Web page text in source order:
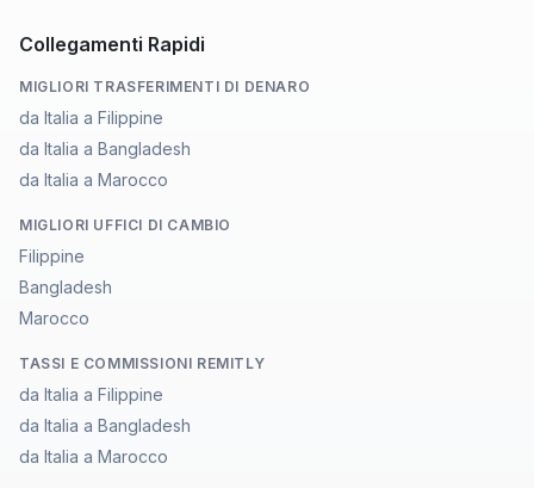
Collegamenti Rapidi
MIGLIORI TRASFERIMENTI DI DENARO
da Italia a Filippine
da Italia a Bangladesh
da Italia a Marocco
MIGLIORI UFFICI DI CAMBIO
Filippine
Bangladesh
Marocco
TASSI E COMMISSIONI REMITLY
da Italia a Filippine
da Italia a Bangladesh
da Italia a Marocco